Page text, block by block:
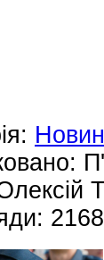
2168